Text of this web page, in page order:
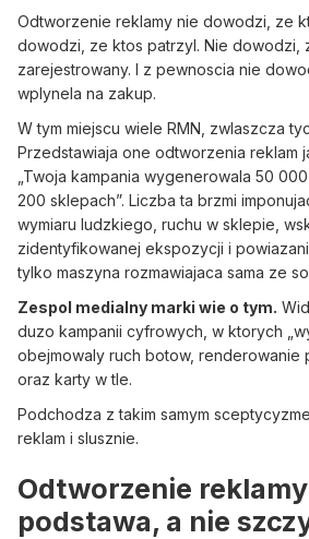
Odtworzenie reklamy nie dowodzi, ze
dowodzi, ze ktos patrzyl. Nie dowodzi,
zarejestrowany. I z pewnoscia nie
wplynela na zakup.
W tym miejscu wiele RMN, zwlaszcza
Przedstawiaja one odtworzenia reklam
„Twoja kampania wygenerowala 50
200 sklepach”. Liczba ta brzmi
wymiaru ludzkiego, ruchu w sklepie,
zidentyfikowanej ekspozycji i
tylko maszyna rozmawiajaca sama ze
Zespol medialny marki wie o tym.
duzo kampanii cyfrowych, w ktorych
obejmowaly ruch botow, renderowanie
oraz karty w tle.
Podchodza z takim samym
reklam i slusznie.
Odtworzenie
podstawa, a nie